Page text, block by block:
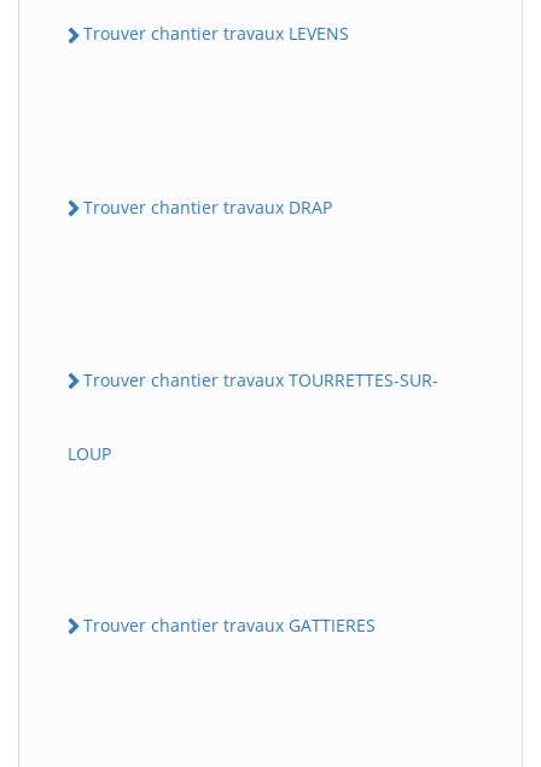
Trouver chantier travaux LEVENS
Trouver chantier travaux DRAP
Trouver chantier travaux TOURRETTES-SUR-
LOUP
Trouver chantier travaux GATTIERES